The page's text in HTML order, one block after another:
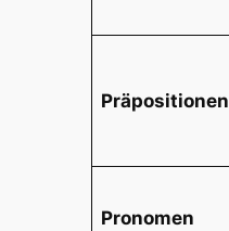
Präpositionen
Pronomen